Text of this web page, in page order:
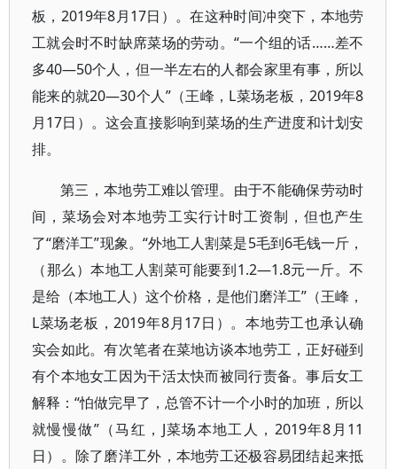
板，2019年8月17日）。在这种时间冲突下，本地劳
工就会时不时缺席菜场的劳动。“一个组的话……差不
多40—50个人，但一半左右的人都会家里有事，所以
能来的就20—30个人”（王峰，L菜场老板，2019年8
月17日）。这会直接影响到菜场的生产进度和计划安
排。
第三，本地劳工难以管理。由于不能确保劳动时
间，菜场会对本地劳工实行计时工资制，但也产生
了“磨洋工”现象。“外地工人割菜是5毛到6毛钱一斤，
（那么）本地工人割菜可能要到1.2—1.8元一斤。不
是给（本地工人）这个价格，是他们磨洋工”（王峰，
L菜场老板，2019年8月17日）。本地劳工也承认确
实会如此。有次笔者在菜地访谈本地劳工，正好碰到
有个本地女工因为干活太快而被同行责备。事后女工
解释：“怕做完早了，总管不计一个小时的加班，所以
就慢慢做”（马红，J菜场本地工人，2019年8月11
日）。除了磨洋工外，本地劳工还极容易团结起来抵